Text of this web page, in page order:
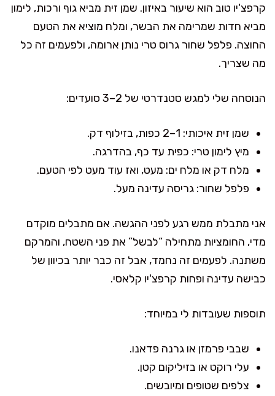
קרפצ'יו טוב הוא שיעור באיזון. שמן זית מביא גוף ורכות, לימון
מביא חדות שמרימה את הבשר, ומלח מוציא את הטעם
החוצה. פלפל שחור גרוס טרי נותן ארומה, ולפעמים זה כל
מה שצריך.
הנוסחה שלי למגש סטנדרטי של 2–3 סועדים:
שמן זית איכותי: 1–2 כפות, בזילוף דק.
מיץ לימון טרי: כפית עד כף, בהדרגה.
מלח דק או מלח ים: מעט, ואז עוד מעט לפי הטעם.
פלפל שחור: גריסה עדינה מעל.
אני מתבלת ממש רגע לפני ההגשה. אם מתבלים מוקדם
מדי, החומציות מתחילה “לבשל” את פני השטח, והמרקם
משתנה. לפעמים זה נחמד, אבל זה כבר יותר בכיוון של
כבישה עדינה ופחות קרפצ'יו קלאסי.
תוספות שעובדות לי במיוחד:
שבבי פרמזן או גרנה פדאנו.
עלי רוקט או בזיליקום קטן.
צלפים שטופים ומיובשים.